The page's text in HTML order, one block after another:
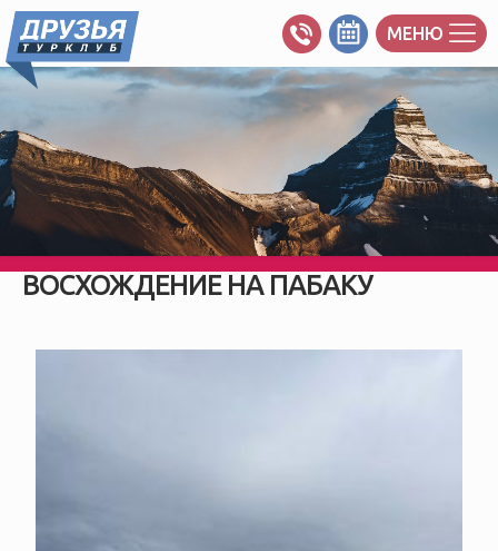
МЕНЮ
ВОСХОЖДЕНИЕ НА ПАБАКУ